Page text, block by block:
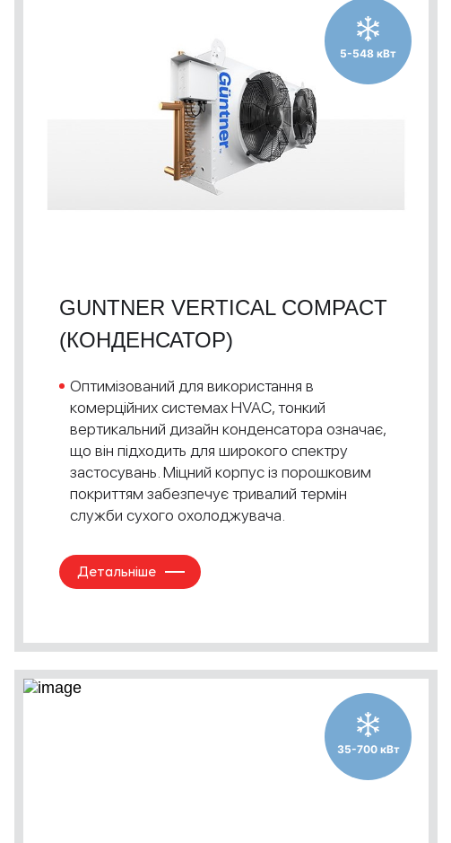
5-548 кВт
GUNTNER VERTICAL COMPACT
(КОНДЕНСАТОР)
Оптимізований для використання в
комерційних системах HVAC, тонкий
вертикальний дизайн конденсатора означає,
що він підходить для широкого спектру
застосувань. Міцний корпус із порошковим
покриттям забезпечує тривалий термін
служби сухого охолоджувача.
Детальніше
35-700 кВт